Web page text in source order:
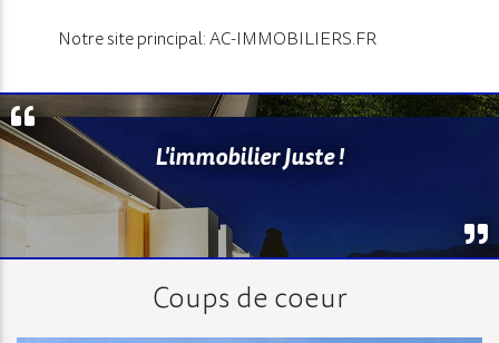
Notre site principal: AC-IMMOBILIERS.FR
L'immobilier Juste !
Coups de coeur